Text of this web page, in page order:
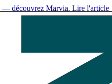
— découvrez Marvia. Lire l'article